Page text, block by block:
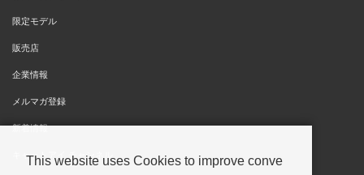
限定モデル
販売店
企業情報
メルマガ登録
新着情報
キャットアイ チャンネル
This website uses Cookies to improve conve